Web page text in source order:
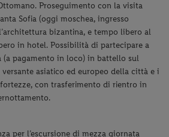
Proseguimento con la visita
Sofia (oggi moschea, ingresso
bizantina, e tempo libero al
in hotel. Possibilità di partecipare a
(a pagamento in loco) in battello sul
asiatico ed europeo della città e i
con trasferimento di rientro in
per l’escursione di mezza giornata